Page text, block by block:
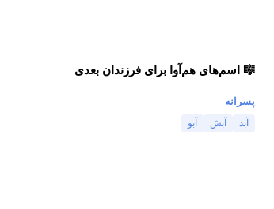
🎼 اسم‌های هم‌آوا برای فرزندان بعدی
پسرانه
آبد آبش آبو